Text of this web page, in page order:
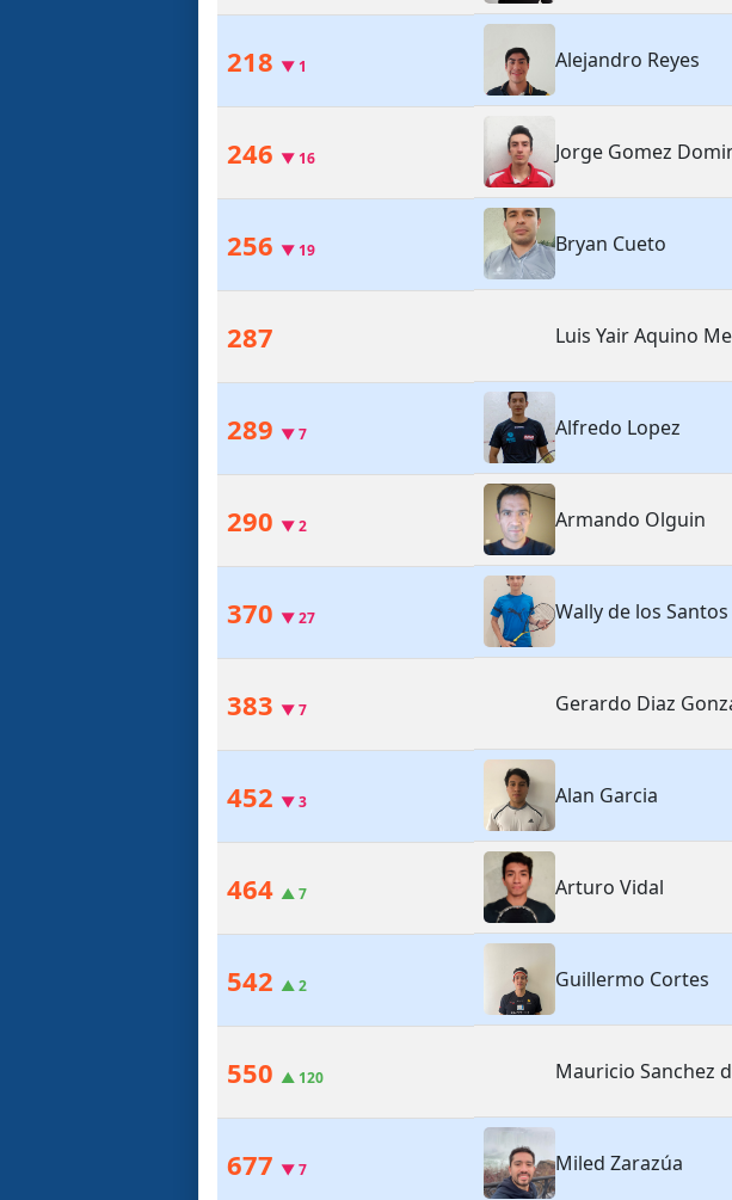
218 ▼ 1 Alejandro Reyes
246 ▼ 16 Jorge Gomez
256 ▼ 19 Bryan Cueto
287 Luis Yair Aquino
289 ▼7 Alfredo Lopez
290 ▼2 Armando Olguin
370 ▼27 Wally de los Santos
383 ▼7 Gerardo Diaz
452 ▼3 Alan Garcia
464 ▲7 Arturo Vidal
542 ▲2 Guillermo Cortes
550 ▲ 120 Mauricio Sanchez
677 ▼7 Miled Zarazúa